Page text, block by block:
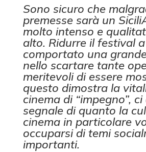
Sono sicuro che
premesse sarà un
molto intenso e
alto. Ridurre il festival
comportato una
nello scartare tante
meritevoli di essere
questo dimostra la
cinema di “impegno”,
segnale di quanto la
cinema in particolare
occuparsi di temi
importanti.